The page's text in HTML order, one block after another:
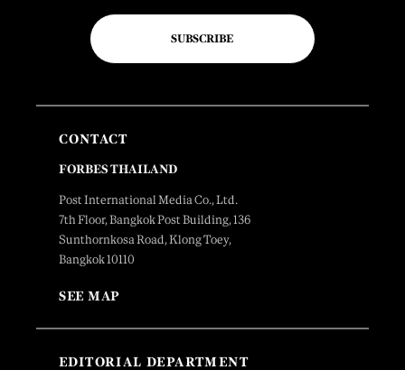
SUBSCRIBE
CONTACT
FORBES THAILAND
Post International Media Co., Ltd.
7th Floor, Bangkok Post Building, 136
Sunthornkosa Road, Klong Toey,
Bangkok 10110
SEE MAP
EDITORIAL DEPARTMENT